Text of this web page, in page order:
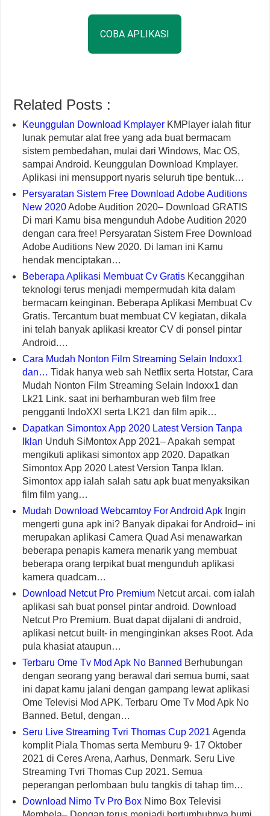
COBA APLIKASI
Related Posts :
Keunggulan Download Kmplayer KMPlayer ialah fitur
lunak pemutar alat free yang ada buat bermacam
sistem pembedahan, mulai dari Windows, Mac OS,
sampai Android. Keunggulan Download Kmplayer.
Aplikasi ini mensupport nyaris seluruh tipe bentuk…
Persyaratan Sistem Free Download Adobe Auditions
New 2020Adobe Audition 2020– Download GRATIS
Di mari Kamu bisa mengunduh Adobe Audition 2020
dengan cara free! Persyaratan Sistem Free Download
Adobe Auditions New 2020. Di laman ini Kamu
hendak menciptakan…
Beberapa Aplikasi Membuat Cv Gratis Kecanggihan
teknologi terus menjadi mempermudah kita dalam
bermacam keinginan. Beberapa Aplikasi Membuat Cv
Gratis. Tercantum buat membuat CV kegiatan, dikala
ini telah banyak aplikasi kreator CV di ponsel pintar
Android.…
Cara Mudah Nonton Film Streaming Selain Indoxx1
dan… Tidak hanya web sah Netflix serta Hotstar, Cara
Mudah Nonton Film Streaming Selain Indoxx1 dan
Lk21 Link. saat ini berhamburan web film free
pengganti IndoXXI serta LK21 dan film apik…
Dapatkan Simontox App 2020 Latest Version Tanpa
Iklan Unduh SiMontox App 2021– Apakah sempat
mengikuti aplikasi simontox app 2020. Dapatkan
Simontox App 2020 Latest Version Tanpa Iklan.
Simontox app ialah salah satu apk buat menyaksikan
film film yang…
Mudah Download Webcamtoy For Android Apk Ingin
mengerti guna apk ini? Banyak dipakai for Android– ini
merupakan aplikasi Camera Quad Asi menawarkan
beberapa penapis kamera menarik yang membuat
beberapa orang terpikat buat mengunduh aplikasi
kamera quadcam…
Download Netcut Pro Premium Netcut arcai. com ialah
aplikasi sah buat ponsel pintar android. Download
Netcut Pro Premium. Buat dapat dijalani di android,
aplikasi netcut built- in menginginkan akses Root. Ada
pula khasiat ataupun…
Terbaru Ome Tv Mod Apk No Banned Berhubungan
dengan seorang yang berawal dari semua bumi, saat
ini dapat kamu jalani dengan gampang lewat aplikasi
Ome Televisi Mod APK. Terbaru Ome Tv Mod Apk No
Banned. Betul, dengan…
Seru Live Streaming Tvri Thomas Cup 2021 Agenda
komplit Piala Thomas serta Memburu 9- 17 Oktober
2021 di Ceres Arena, Aarhus, Denmark. Seru Live
Streaming Tvri Thomas Cup 2021. Semua
peperangan perlombaan bulu tangkis di tahap tim…
Download Nimo Tv Pro Box Nimo Box Televisi